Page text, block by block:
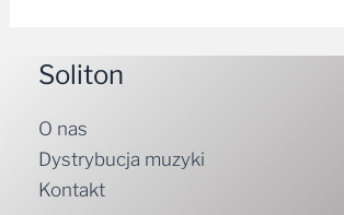
Soliton
O nas
Dystrybucja muzyki
Kontakt